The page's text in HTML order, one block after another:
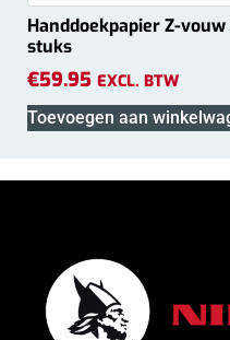
Handdoekpapier Z-
stuks
€59.95 EXCL. BTW
Toevoegen aan